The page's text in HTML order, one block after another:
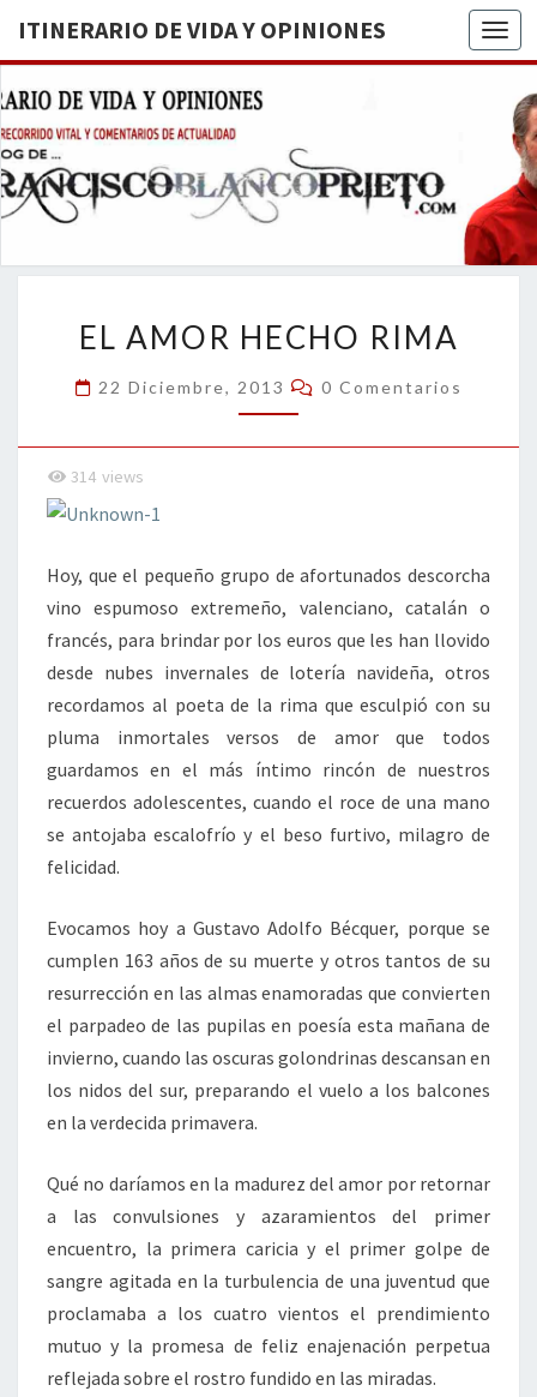
ITINERARIO DE VIDA Y OPINIONES
DE
BREVE
RECORRIDO
VITAL Y
ACTUALIDAD
AMOR
HECHO
RIMA
EL AMOR HECHO RIMA
22 Diciembre, 2013 Comentarios
0 Comentarios
314 views
Hoy, que el pequeño grupo de afortunados descorcha
vino espumoso extremeño, valenciano, catalán o
francés, para brindar por los euros que les han llovido
desde nubes invernales de lotería navideña, otros
recordamos al poeta de la rima que esculpió con su
pluma inmortales versos de amor que todos
guardamos en el más íntimo rincón de nuestros
recuerdos adolescentes, cuando el roce de una mano
se antojaba escalofrío y el beso furtivo, milagro de
felicidad.
Evocamos hoy a Gustavo Adolfo Bécquer, porque se
cumplen 163 años de su muerte y otros tantos de su
resurrección en las almas enamoradas que convierten
el parpadeo de las pupilas en poesía esta mañana de
invierno, cuando las oscuras golondrinas descansan en
los nidos del sur, preparando el vuelo a los balcones
en la verdecida primavera.
Qué no daríamos en la madurez del amor por retornar
a las convulsiones y azaramientos del primer
encuentro, la primera caricia y el primer golpe de
sangre agitada en la turbulencia de una juventud que
proclamaba a los cuatro vientos el prendimiento
mutuo y la promesa de feliz enajenación perpetua
reflejada sobre el rostro fundido en las miradas.